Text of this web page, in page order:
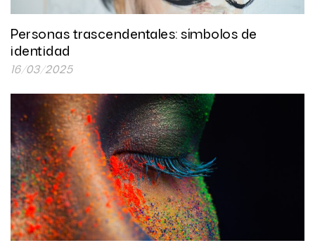
Personas trascendentales: símbolos de
identidad
16/03/2025